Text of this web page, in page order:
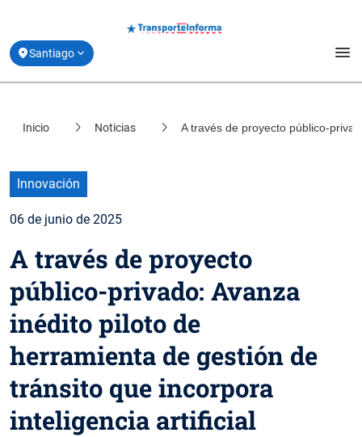
Santiago menu
Derribando Mitos
Centro de ayuda
Acerca de Transporte Informa
location_onCoquimbo
location_onValparaíso
location_onBiobío
location_on Los Lagos
Inicio Noticias A través de proyecto público-
Innovación
06 de junio de 2025
A través de proyecto
público-privado: Avanza
inédito piloto de
herramienta de gestión de
tránsito que incorpora
inteligencia artificial